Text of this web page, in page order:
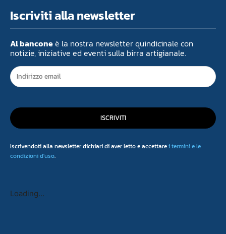
Iscriviti alla newsletter
Al banconeè la nostra newsletter quindicinale con
notizie, iniziative ed eventi sulla birra artigianale.
ISCRIVITI
Iscrivendoti alla newsletter dichiari di aver letto e accettarei termini e le
condizioni d'uso.
Loading...